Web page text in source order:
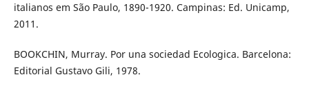
italianos em São Paulo, 1890-1920. Campinas: Ed. Unicamp,
2011.
BOOKCHIN, Murray. Por una sociedad Ecologica. Barcelona:
Editorial Gustavo Gili, 1978.